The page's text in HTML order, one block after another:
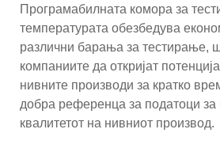
Програмабилната комора за
температурата обезбедува
различни барања за тестирање,
компаниите да откријат
нивните производи за кратко
добра референца за податоци
квалитетот на нивниот производ.